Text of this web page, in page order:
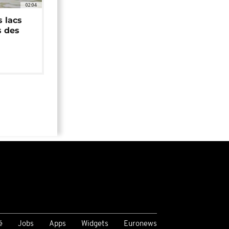
02:04
lacs
des
Jobs Apps Widgets Euronews